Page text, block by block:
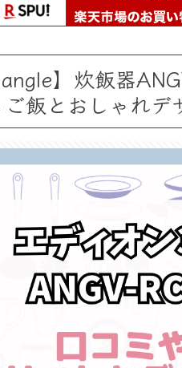
】炊飯器
飯とおしゃれデ